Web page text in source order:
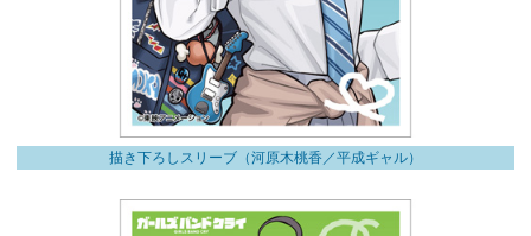
描き下ろしスリーブ（河原木桃香／平成ギャル）